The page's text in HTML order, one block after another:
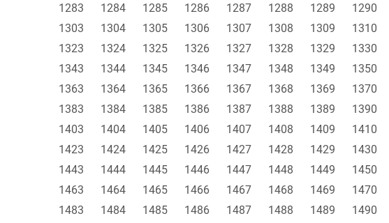
1283
1284 1285 1286 1287 1288 1289 1290
1303
1304 1305 1306 1307 1308 1309 1310
1323
1324 1325 1326 1327 1328 1329 1330
1343
1344 1345 1346 1347 1348 1349 1350
1363
1364 1365 1366 1367 1368 1369 1370
1383
1384 1385 1386 1387 1388 1389 1390
1403
1404 1405 1406 1407 1408 1409 1410
1423
1424 1425 1426 1427 1428 1429 1430
1443
1444 1445 1446 1447 1448 1449 1450
1463
1464 1465 1466 1467 1468 1469 1470
1483
1484 1485 1486 1487 1488 1489 1490